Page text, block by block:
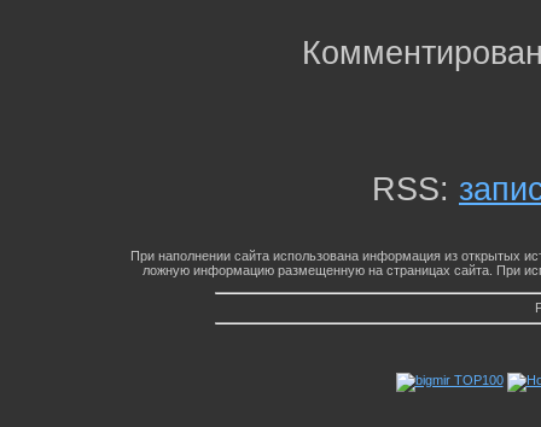
RSS:
При наполнении сайта использована информация из открытых
ложную информацию размещенную на страницах сайта. При